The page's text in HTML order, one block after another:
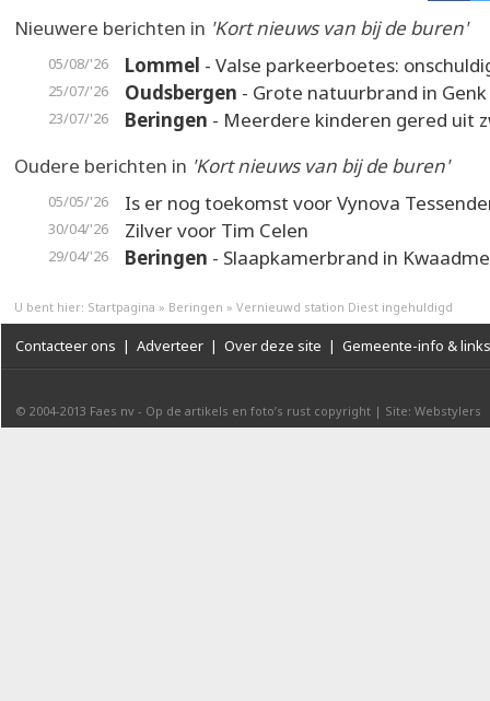
Nieuwere berichten in 'Kort nieuws van bij de buren'
05/08/'26 Lommel - Valse parkeerboetes:
25/07/'26 Oudsbergen - Grote natuurbrand in Genk
23/07/'26 Beringen - Meerdere kinderen gered uit
Oudere berichten in 'Kort nieuws van bij de buren'
05/05/'26 Is er nog toekomst voor Vynova
30/04/'26 Zilver voor Tim Celen
29/04/'26 Beringen - Slaapkamerbrand in
U bent hier: Startpagina » Beringen » Vernieuwd station Diest ingehuldigd
Contacteer ons | Adverteer | Over deze site | Gemeente-info & links
© 2004-2013 Faes nv - Op de artikels en foto’s rust copyright | Site: Webstylers